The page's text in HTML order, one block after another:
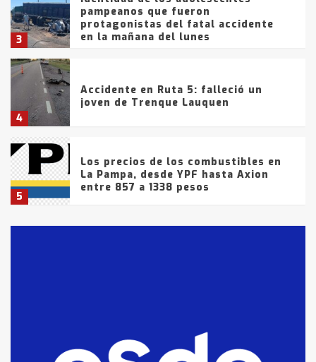
3
pampeanos que fueron
protagonistas del fatal accidente
en la mañana del lunes
4
Accidente en Ruta 5: falleció un
joven de Trenque Lauquen
5
Los precios de los combustibles en
La Pampa, desde YPF hasta Axion
entre 857 a 1338 pesos
fueron detenidos por
comercialización de drogas en la
tarde del sábado